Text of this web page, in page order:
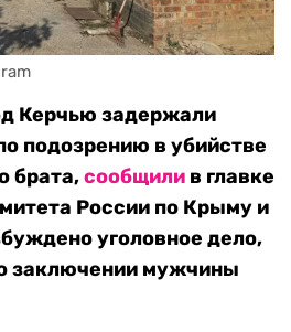
Керчью задержали
подозрению в убийстве
брата,сообщили в главке
России по Крыму и
уголовное дело,
заключении мужчины